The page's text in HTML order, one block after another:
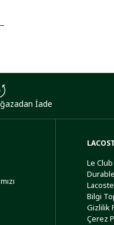
İade
Le
Bilgi
Gizlilik
Çerez